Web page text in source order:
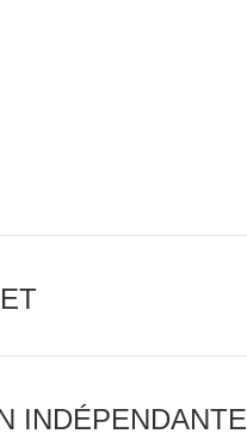
INDÉPENDANTE